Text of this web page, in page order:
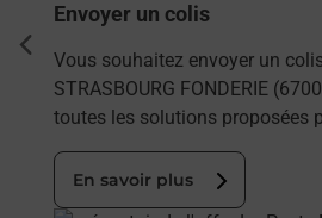
Envoyer un colis
Vous souhaitez envoyer un
STRASBOURG FONDERIE
toutes les solutions proposées
En savoir plus